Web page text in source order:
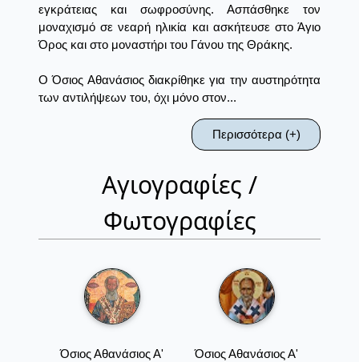
εγκράτειας και σωφροσύνης. Ασπάσθηκε τον
μοναχισμό σε νεαρή ηλικία και ασκήτευσε στο Άγιο
Όρος και στο μοναστήρι του Γάνου της Θράκης.
Ο Όσιος Αθανάσιος διακρίθηκε για την αυστηρότητα
των αντιλήψεων του, όχι μόνο στον...
Περισσότερα (+)
Αγιογραφίες /
Φωτογραφίες
Όσιος Αθανάσιος Α'
Όσιος Αθανάσιος Α'